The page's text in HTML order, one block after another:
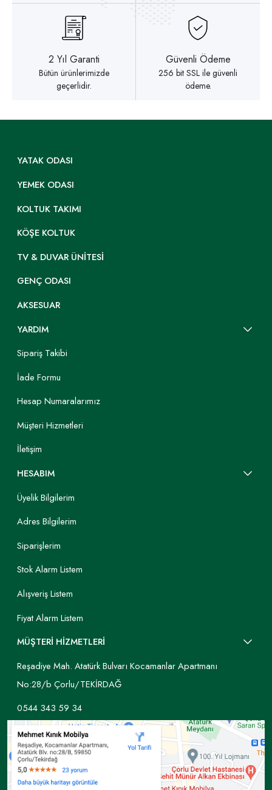
2 Yıl Garanti
Bütün ürünlerimizde
geçerlidir.
Güvenli Ödeme
256 bit SSL ile güvenli
ödeme.
YATAK ODASI
YEMEK ODASI
KOLTUK TAKIMI
KÖŞE KOLTUK
TV & DUVAR ÜNITESI
GENÇ ODASI
AKSESUAR
YARDIM
Sipariş Takibi
İade Formu
Hesap Numaralarımız
Müşteri Hizmetleri
İletişim
HESABIM
Üyelik Bilgilerim
Adres Bilgilerim
Siparişlerim
Stok Alarm Listem
Alışveriş Listem
Fiyat Alarm Listem
MÜŞTERİ HİZMETLERİ
Reşadiye Mah. Atatürk Bulvarı Kocamanlar Apartmanı
No:28/b Çorlu/TEKİRDAĞ
0544 343 59 34